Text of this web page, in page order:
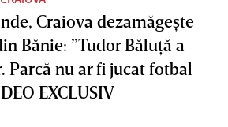
Craiova dezamăgeşte
Bănie: ”Tudor Băluţă a
Parcă nu ar fi jucat fotbal
EXCLUSIV